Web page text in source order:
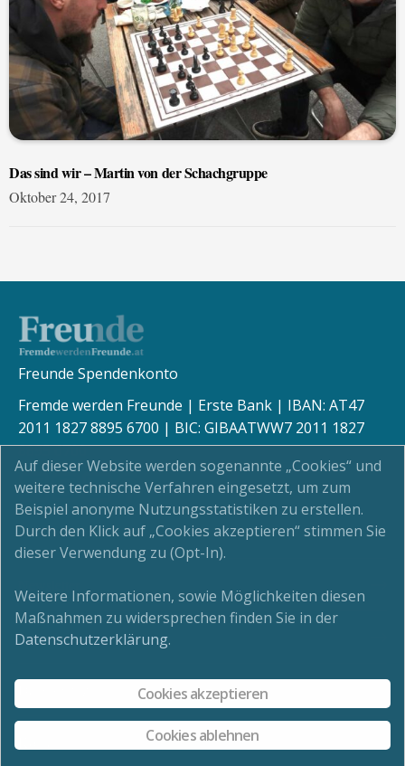
Das sind wir – Martin von der Schachgruppe
Oktober 24, 2017
Freunde Spendenkonto
Fremde werden Freunde | Erste Bank | IBAN: AT47
2011 1827 8895 6700 | BIC: GIBAATWW7 2011 1827
8895 6700
Kinderschutz
Impressum
Auf dieser Website werden sogenannte „Cookies“ und
weitere technische Verfahren eingesetzt, um zum
Beispiel anonyme Nutzungsstatistiken zu erstellen.
Durch den Klick auf „Cookies akzeptieren“ stimmen Sie
dieser Verwendung zu (Opt-In).
Weitere Informationen, sowie Möglichkeiten diesen
Maßnahmen zu widersprechen finden Sie in der
Datenschutzerklärung.
Cookies akzeptieren
Cookies ablehnen